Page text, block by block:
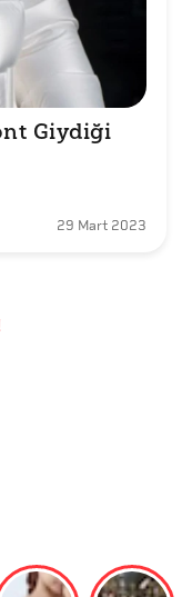
Giydiği
29 Mart 2023